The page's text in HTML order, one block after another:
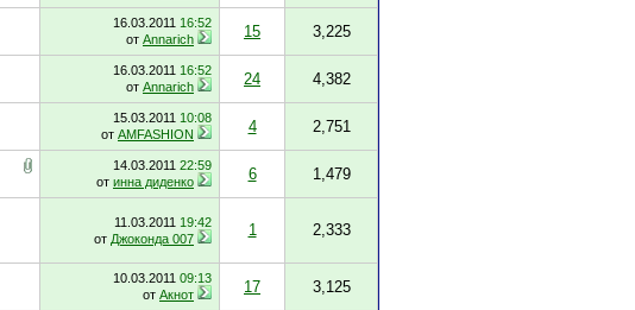
16.03.2011 16:52
от Annarich 15 3,225
16.03.2011 16:52
от Annarich 24 4,382
15.03.2011 10:08
от AMFASHION 4 2,751
14.03.2011 22:59
от инна диденко 6 1,479
11.03.2011 19:42
от Джоконда 007 1 2,333
10.03.2011 09:13
от Акнот 17 3,125